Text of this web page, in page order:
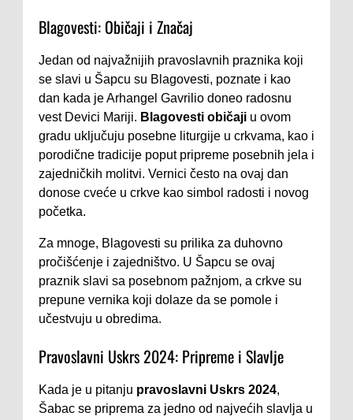
Blagovesti: Običaji i Značaj
Jedan od najvažnijih pravoslavnih praznika koji
se slavi u Šapcu su Blagovesti, poznate i kao
dan kada je Arhangel Gavrilio doneo radosnu
vest Devici Mariji. Blagovesti običaji u ovom
gradu uključuju posebne liturgije u crkvama, kao i
porodične tradicije poput pripreme posebnih jela i
zajedničkih molitvi. Vernici često na ovaj dan
donose cveće u crkve kao simbol radosti i novog
početka.
Za mnoge, Blagovesti su prilika za duhovno
pročišćenje i zajedništvo. U Šapcu se ovaj
praznik slavi sa posebnom pažnjom, a crkve su
prepune vernika koji dolaze da se pomole i
učestvuju u obredima.
Pravoslavni Uskrs 2024: Pripreme i Slavlje
Kada je u pitanju pravoslavni Uskrs 2024,
Šabac se priprema za jedno od najvećih slavlja u